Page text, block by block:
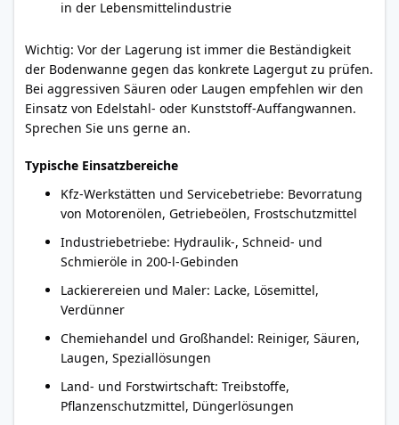
in der Lebensmittelindustrie
Wichtig: Vor der Lagerung ist immer die Beständigkeit
der Bodenwanne gegen das konkrete Lagergut zu prüfen.
Bei aggressiven Säuren oder Laugen empfehlen wir den
Einsatz von Edelstahl- oder Kunststoff-Auffangwannen.
Sprechen Sie uns gerne an.
Typische Einsatzbereiche
Kfz-Werkstätten und Servicebetriebe: Bevorratung
von Motorenölen, Getriebeölen, Frostschutzmittel
Industriebetriebe: Hydraulik-, Schneid- und
Schmieröle in 200-l-Gebinden
Lackierereien und Maler: Lacke, Lösemittel,
Verdünner
Chemiehandel und Großhandel: Reiniger, Säuren,
Laugen, Speziallösungen
Land- und Forstwirtschaft: Treibstoffe,
Pflanzenschutzmittel, Düngerlösungen